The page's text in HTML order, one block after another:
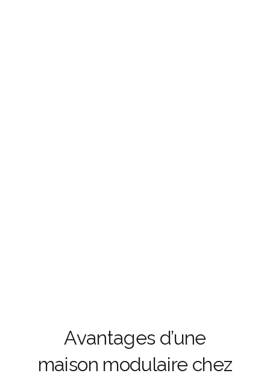
Avantages d’une
maison modulaire chez